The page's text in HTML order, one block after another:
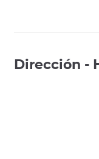
Dirección -